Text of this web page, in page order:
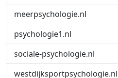
meerpsychologie.nl
psychologie1.nl
sociale-psychologie.nl
westdijksportpsychologie.nl